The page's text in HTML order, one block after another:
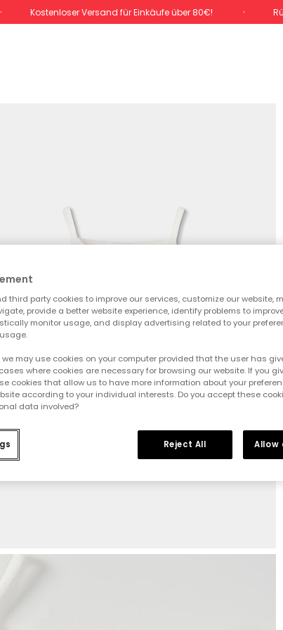
Kostenloser Versand für Einkäufe über 80€!
third party cookies to improve our services, customize our website,
provide a better website experience, identify problems to
monitor usage, and display advertising related to your
may use cookies on your computer provided that the user has
where cookies are necessary for browsing our website. If you
cookies that allow us to have more information about your
according to your individual interests. Do you accept these
data involved?
Reject All Allow